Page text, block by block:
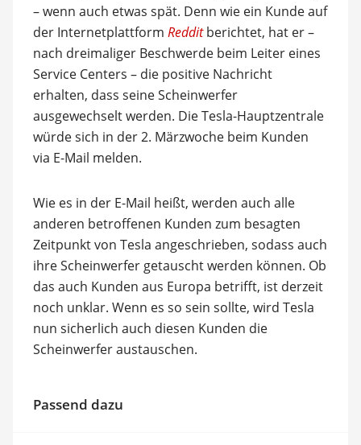
– wenn auch etwas spät. Denn wie ein Kunde auf
der Internetplattform Redditberichtet, hat er –
nach dreimaliger Beschwerde beim Leiter eines
Service Centers – die positive Nachricht
erhalten, dass seine Scheinwerfer
ausgewechselt werden. Die Tesla-Hauptzentrale
würde sich in der 2. Märzwoche beim Kunden
via E-Mail melden.
Wie es in der E-Mail heißt, werden auch alle
anderen betroffenen Kunden zum besagten
Zeitpunkt von Tesla angeschrieben, sodass auch
ihre Scheinwerfer getauscht werden können. Ob
das auch Kunden aus Europa betrifft, ist derzeit
noch unklar. Wenn es so sein sollte, wird Tesla
nun sicherlich auch diesen Kunden die
Scheinwerfer austauschen.
Passend dazu